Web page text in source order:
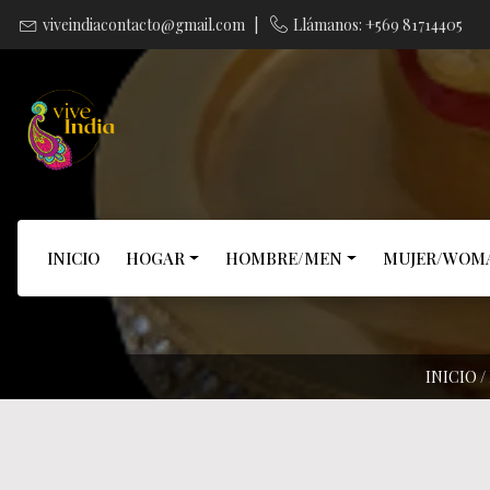
viveindiacontacto@gmail.com Llámanos: +569 81714405
INICIO HOGAR HOMBRE/MEN MUJER/
INICIO/